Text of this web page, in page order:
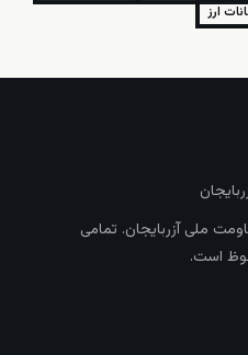
ارز
ملی آزربایجان. تمامی
است.